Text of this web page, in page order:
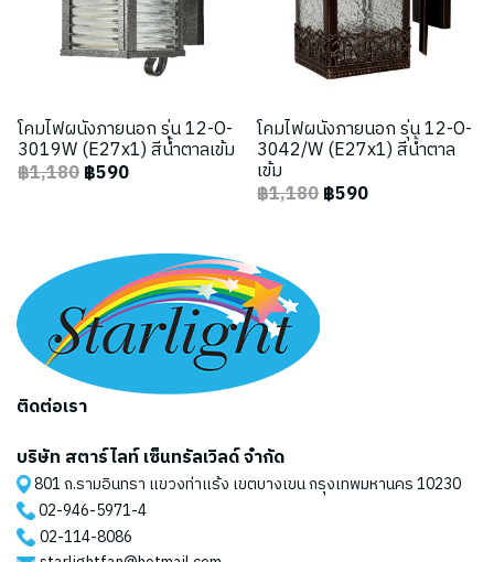
โคมไฟผนังภายนอก รุ่น 12-O-
3019W (E27x1) สีน้ำตาลเข้ม
฿1,180฿590
โคมไฟผนังภายนอก รุ่น 12-O-
3042/W (E27x1) สีน้ำตาล
เข้ม
฿1,180฿590
ติดต่อเรา
บริษัท สตาร์ไลท์ เซ็นทรัลเวิลด์ จำกัด
801 ถ.รามอินทรา แขวงท่าแร้ง เขตบางเขน กรุงเทพมหานคร 10230
02-946-5971-4
02-114-8086